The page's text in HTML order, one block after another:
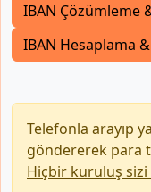
IBAN Çözümleme
IBAN Hesaplama
Telefonla arayıp
göndererek para
Hiçbir kuruluş